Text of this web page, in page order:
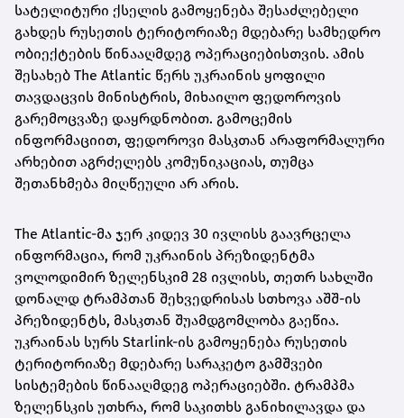
სატელიტური ქსელის გამოყენება შესაძლებელი
გახდეს რუსეთის ტერიტორიაზე მდებარე სამხედრო
ობიექტების წინააღმდეგ ოპერაციებისთვის. ამის
შესახებ The Atlantic წერს უკრაინის ყოფილი
თავდაცვის მინისტრის, მიხაილო ფედოროვის
გარემოცვაზე დაყრდნობით. გამოცემის
ინფორმაციით, ფედოროვი მასკთან არაფორმალური
არხებით აგრძელებს კომუნიკაციას, თუმცა
შეთანხმება მიღწეული არ არის.
The Atlantic-მა ჯერ კიდევ 30 ივლისს გაავრცელა
ინფორმაცია, რომ უკრაინის პრეზიდენტმა
ვოლოდიმირ ზელენსკიმ 28 ივლისს, თეთრ სახლში
დონალდ ტრამპთან შეხვედრისას სთხოვა აშშ-ის
პრეზიდენტს, მასკთან შუამდგომლობა გაეწია.
უკრაინას სურს Starlink-ის გამოყენება რუსეთის
ტერიტორიაზე მდებარე სარაკეტო გამშვები
სისტემების წინააღმდეგ ოპერაციებში. ტრამპმა
ზელენსკის უთხრა, რომ საკითხს განიხილავდა და